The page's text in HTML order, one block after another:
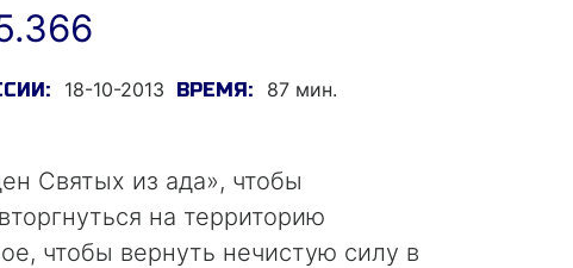
18-10-2013 ВРЕМЯ: 87 мин.
Святых из ада», чтобы
на территорию
чтобы вернуть нечистую силу в